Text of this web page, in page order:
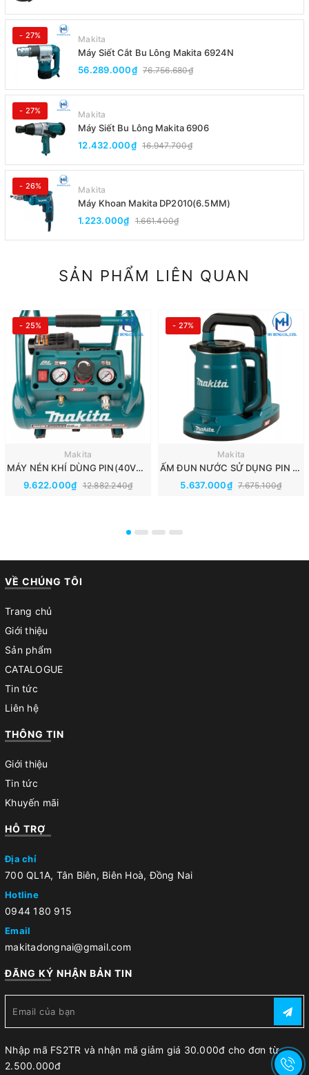
- 27% Makita
Máy Siết Cắt Bu Lông Makita 6924N
56.289.000₫ 76.756.680₫
- 27% Makita
Máy Siết Bu Lông Makita 6906
12.432.000₫ 16.947.700₫
- 26% Makita
Máy Khoan Makita DP2010(6.5MM)
1.223.000₫ 1.661.400₫
SẢN PHẨM LIÊN QUAN
- 25%
Makita
MÁY NÉN KHÍ DÙNG PIN(40VMAX) MAKITA AC001GZ
9.622.000₫ 12.882.240₫
- 27%
Makita
ẤM ĐUN NƯỚC SỬ DỤNG PIN (40VMAX) MAKITA KT001GZ
5.637.000₫ 7.675.100₫
VỀ CHÚNG TÔI
Trang chủ
Giới thiệu
Sản phẩm
CATALOGUE
Tin tức
Liên hệ
THÔNG TIN
Giới thiệu
Tin tức
Khuyến mãi
HỖ TRỢ
Địa chỉ
700 QL1A, Tân Biên, Biên Hoà, Đồng Nai
Hotline
0944 180 915
Email
makitadongnai@gmail.com
ĐĂNG KÝ NHẬN BẢN TIN
Nhập mã FS2TR và nhận mã giảm giá 30.000đ cho đơn từ
2.500.000đ